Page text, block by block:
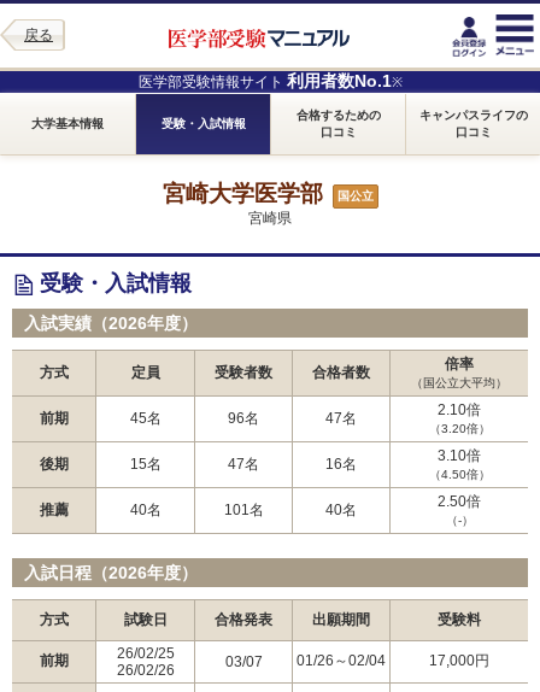
戻る
医学部受験情報サイト 利用者数No.1※
大学基本情報 受験・入試情報
合格するための
口コミ
キャンパスライフの
口コミ
宮崎大学医学部 国公立
宮崎県
受験・入試情報
入試実績（2026年度）
方式 定員 受験者数 合格者数 倍率
（国公立大平均）
前期 45名 96名 47名 2.10倍
（3.20倍）
後期 15名 47名 16名 3.10倍
（4.50倍）
推薦 40名 101名 40名 2.50倍
（-）
入試日程（2026年度）
方式 試験日 合格発表 出願期間 受験料
前期
26/02/25
26/02/26
03/07 01/26～02/04 17,000円